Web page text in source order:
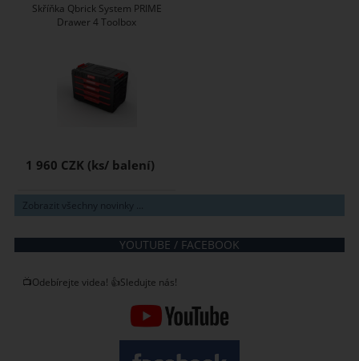
Skříňka Qbrick System PRIME
Drawer 4 Toolbox
1 960 CZK
Zobrazit všechny novinky ...
YOUTUBE / FACEBOOK
📺Odebírejte videa! 👍Sledujte nás!